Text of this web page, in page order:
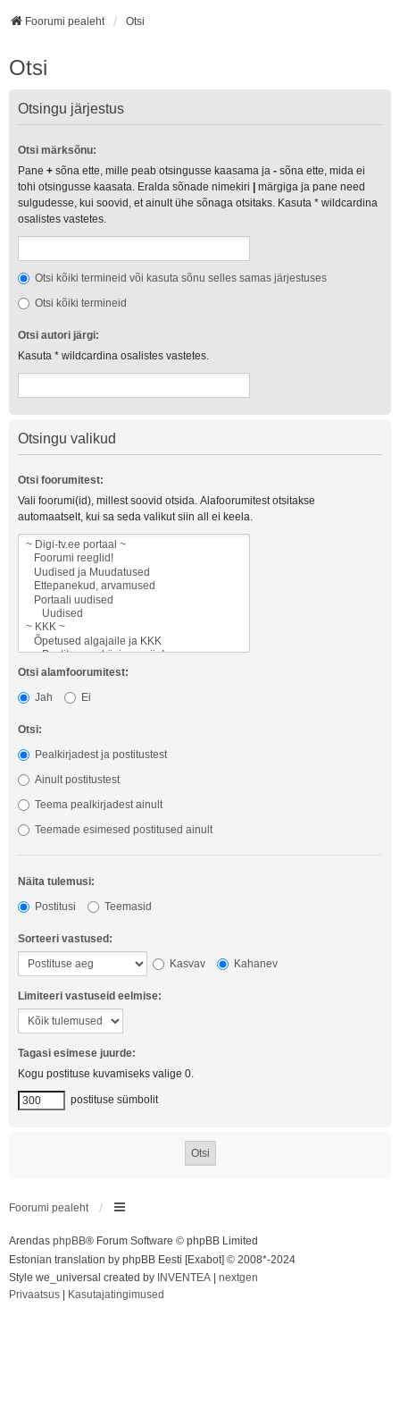
Foorumi pealeht Otsi
Otsi
Otsingu järjestus
Otsi märksõnu:
Pane + sõna ette, mille peab otsingusse kaasama ja - sõna ette, mida ei
tohi otsingusse kaasata. Eralda sõnade nimekiri
märgiga ja pane need
sulgudesse, kui soovid, et ainult ühe sõnaga otsitaks. Kasuta * wildcardina
osalistes vastetes.
Otsi kõiki termineid või kasuta sõnu selles samas järjestuses
Otsi kõiki termineid
Otsi autori järgi:
Kasuta * wildcardina osalistes vastetes.
Otsingu valikud
Otsi foorumitest:
Vali foorumi(id), millest soovid otsida. Alafoorumitest otsitakse
automaatselt, kui sa seda valikut siin all ei keela.
Otsi alamfoorumitest:
Jah
Ei
Otsi:
Pealkirjadest ja postitustest
Ainult postitustest
Teema pealkirjadest ainult
Teemade esimesed postitused ainult
Näita tulemusi:
Postitusi
Teemasid
Sorteeri vastused:
Kasvav
Kahanev
Limiteeri vastuseid eelmise:
Tagasi esimese juurde:
Kogu postituse kuvamiseks valige 0.
postituse sümbolit
Foorumi pealeht
Arendas phpBB® Forum Software © phpBB Limited
Estonian translation by phpBB Eesti [Exabot] © 2008*-2024
Style we_universal created by INVENTEA
nextgen
Privaatsus
Kasutajatingimused